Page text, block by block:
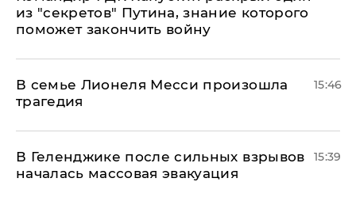
из "секретов" Путина, знание которого
поможет закончить войну
В семье Лионеля Месси произошла
трагедия
15:46
В Геленджике после сильных взрывов
началась массовая эвакуация
15:39